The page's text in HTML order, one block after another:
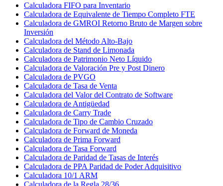
Calculadora FIFO para Inventario
Calculadora de Equivalente de Tiempo Completo FTE
Calculadora de GMROI Retorno Bruto de Margen sobre
Inversión
Calculadora del Método Alto-Bajo
Calculadora de Stand de Limonada
Calculadora de Patrimonio Neto Líquido
Calculadora de Valoración Pre y Post Dinero
Calculadora de PVGO
Calculadora de Tasa de Venta
Calculadora del Valor del Contrato de Software
Calculadora de Antigüedad
Calculadora de Carry Trade
Calculadora de Tipo de Cambio Cruzado
Calculadora de Forward de Moneda
Calculadora de Prima Forward
Calculadora de Tasa Forward
Calculadora de Paridad de Tasas de Interés
Calculadora de PPA Paridad de Poder Adquisitivo
Calculadora 10/1 ARM
Calculadora de la Regla 28/36